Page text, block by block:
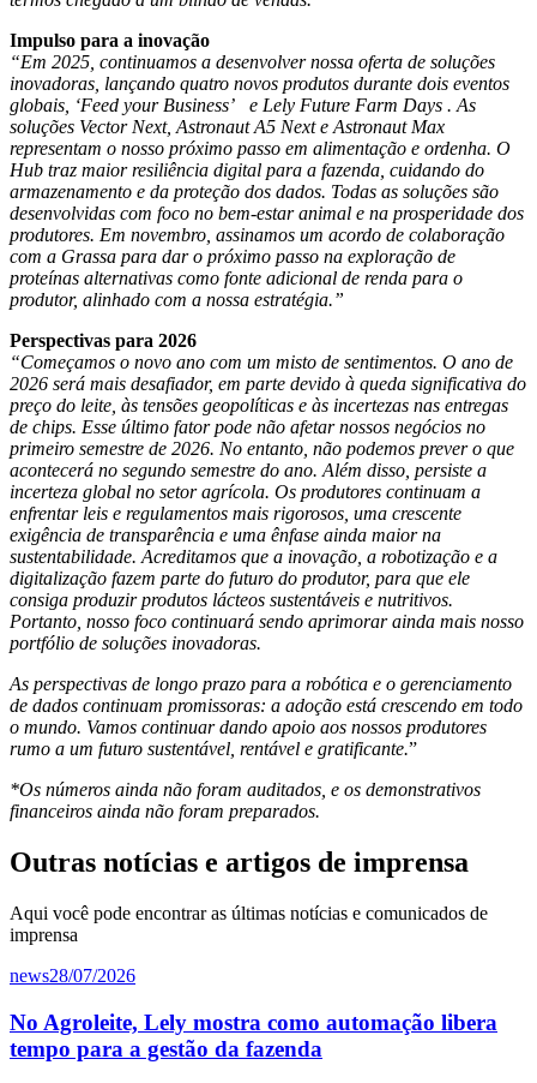
Impulso para a inovação
“Em 2025, continuamos a desenvolver nossa oferta de soluções
inovadoras, lançando quatro novos produtos durante dois eventos
globais, ‘Feed your Business’ e Lely Future Farm Days . As
soluções Vector Next, Astronaut A5 Next e Astronaut Max
representam o nosso próximo passo em alimentação e ordenha. O
Hub traz maior resiliência digital para a fazenda, cuidando do
armazenamento e da proteção dos dados. Todas as soluções são
desenvolvidas com foco no bem-estar animal e na prosperidade dos
produtores. Em novembro, assinamos um acordo de colaboração
com a Grassa para dar o próximo passo na exploração de
proteínas alternativas como fonte adicional de renda para o
produtor, alinhado com a nossa estratégia.”
Perspectivas para 2026
“Começamos o novo ano com um misto de sentimentos. O ano de
2026 será mais desafiador, em parte devido à queda significativa do
preço do leite, às tensões geopolíticas e às incertezas nas entregas
de chips. Esse último fator pode não afetar nossos negócios no
primeiro semestre de 2026. No entanto, não podemos prever o que
acontecerá no segundo semestre do ano. Além disso, persiste a
incerteza global no setor agrícola. Os produtores continuam a
enfrentar leis e regulamentos mais rigorosos, uma crescente
exigência de transparência e uma ênfase ainda maior na
sustentabilidade. Acreditamos que a inovação, a robotização e a
digitalização fazem parte do futuro do produtor, para que ele
consiga produzir produtos lácteos sustentáveis e nutritivos.
Portanto, nosso foco continuará sendo aprimorar ainda mais nosso
portfólio de soluções inovadoras.
As perspectivas de longo prazo para a robótica e o gerenciamento
de dados continuam promissoras: a adoção está crescendo em todo
o mundo. Vamos continuar dando apoio aos nossos produtores
rumo a um futuro sustentável, rentável e gratificante.”
*Os números ainda não foram auditados, e os demonstrativos
financeiros ainda não foram preparados.
Outras notícias e artigos de imprensa
Aqui você pode encontrar as últimas notícias e comunicados de
imprensa
news28/07/2026
No Agroleite, Lely mostra como automação libera
tempo para a gestão da fazenda